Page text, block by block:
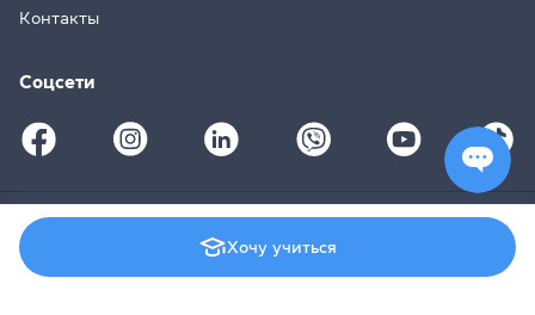
Контакты
Соцсети
© 2008–2026 Grade Education Centre, Cambridge English
Qualifications (License UA007
Хочу учиться